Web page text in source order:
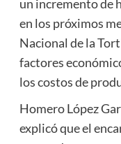
un incremento de
en los próximos
Nacional de la
factores
los costos de
Homero López
explicó que el